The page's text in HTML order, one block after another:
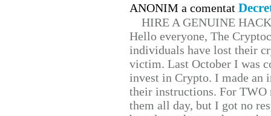
ANONIM a comentat
HIRE A GENUINE
Hello everyone, The
individuals have lost their
victim. Last October I was
invest in Crypto. I made
their instructions. For TWO
them all day, but I got no